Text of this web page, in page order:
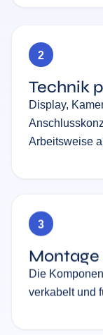
2
Technik
Display,
Arbeitsweise
3
Die
verkabelt und